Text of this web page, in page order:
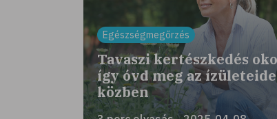
Egészségmegőrzés
Tavaszi kertészkedés
így óvd meg az
közben